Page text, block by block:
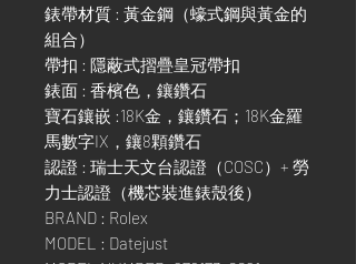
錶帶材質 : 黃金鋼（蠔式鋼與黃金的
組合）
帶扣 : 隱蔽式摺疊皇冠帶扣
錶面 : 香檳色，鑲鑽石
寶石鑲嵌 :18K金，鑲鑽石；18K金羅
馬數字IX，鑲8顆鑽石
認證 : 瑞士天文台認證（COSC）+ 勞
力士認證（機芯裝進錶殼後）
BRAND : Rolex
MODEL : Datejust